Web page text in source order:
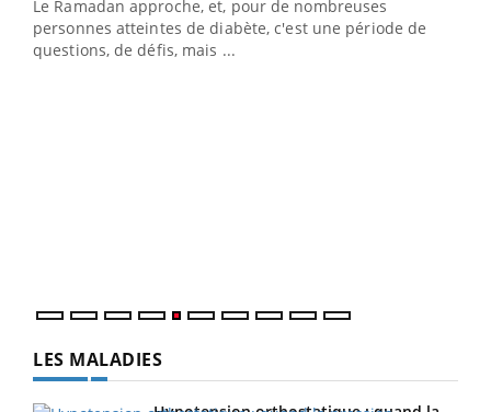
Le Ramadan approche, et, pour de nombreuses
personnes atteintes de diabète, c'est une période de
questions, de défis, mais ...
LES MALADIES